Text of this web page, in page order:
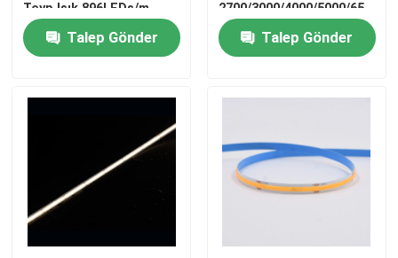
LED Şerit Kontrol Cihazı
Teyp Işık 896LEDs/m
Akıllı COB LED Şerit
Talep Gönder
2700/3000/4000/5000/6500K
Talep Gönder